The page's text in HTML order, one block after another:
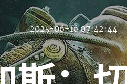
2025-06-16 07:42:44